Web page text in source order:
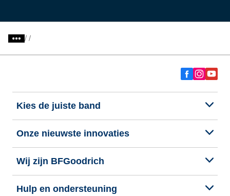
/
Kies de juiste band
Onze nieuwste innovaties
Wij zijn BFGoodrich
Hulp en ondersteuning